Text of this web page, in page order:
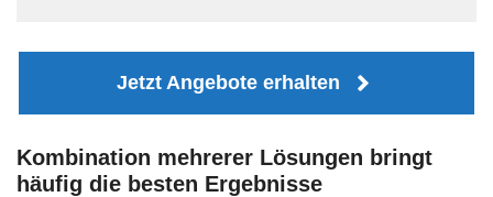
Jetzt Angebote erhalten
Kombination mehrerer Lösungen bringt
häufig die besten Ergebnisse